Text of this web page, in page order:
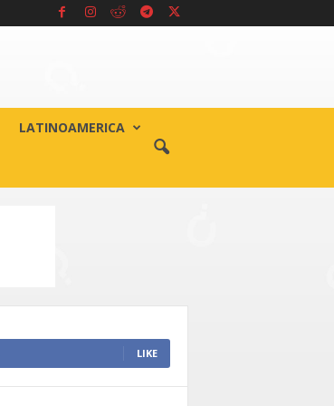
LATINOAMERICA
LIKE